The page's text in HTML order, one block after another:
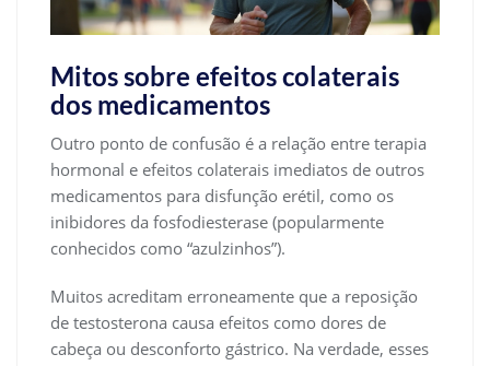
Mitos sobre efeitos colaterais
dos medicamentos
Outro ponto de confusão é a relação entre terapia
hormonal e efeitos colaterais imediatos de outros
medicamentos para disfunção erétil, como os
inibidores da fosfodiesterase (popularmente
conhecidos como “azulzinhos”).
Muitos acreditam erroneamente que a reposição
de testosterona causa efeitos como dores de
cabeça ou desconforto gástrico. Na verdade, esses